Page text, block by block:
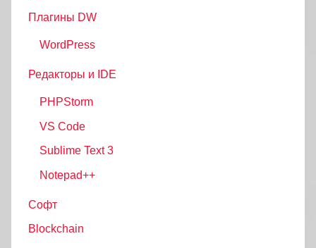
Плагины DW
WordPress
Редакторы и IDE
PHPStorm
VS Code
Sublime Text 3
Notepad++
Софт
Blockchain